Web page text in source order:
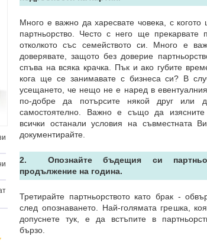
Много е важно да харесвате човека, с когото
партньорство. Често с него ще прекарвате
отколкото със семейството си. Много е
доверявате, защото без доверие
спъва на всяка крачка. Пък и ако губите
кога ще се занимавате с бизнеса си? В
усещането, че нещо не е наред в
по-добре да потърсите някой друг или
самостоятелно. Важно е също да
всички останали условия на съвместната
документирайте.
2. Опознайте бъдещия си
продължение на година.
Третирайте партньорството като брак -
след опознаването. Най-голямата грешка,
допуснете тук, е да встъпите в
бързо.